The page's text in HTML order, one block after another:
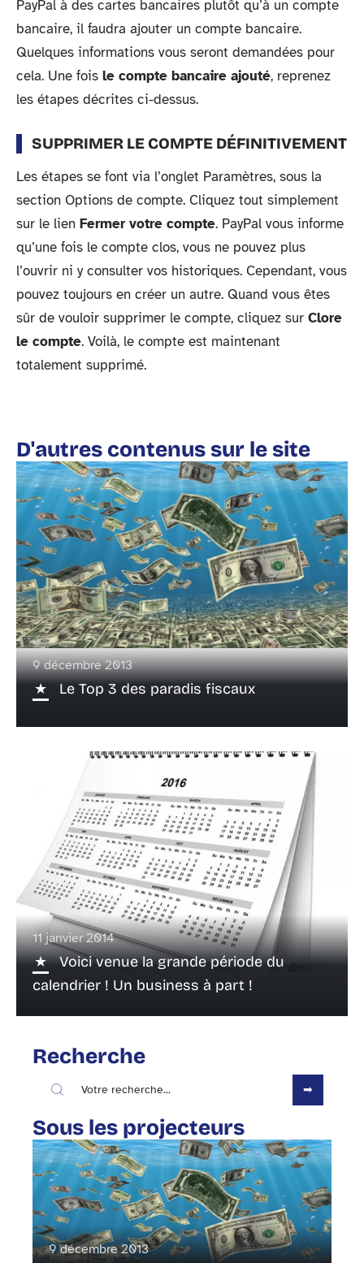
PayPal à des cartes bancaires plutôt qu’à un compte
bancaire, il faudra ajouter un compte bancaire.
Quelques informations vous seront demandées pour
cela. Une fois le compte bancaire ajouté, reprenez
les étapes décrites ci-dessus.
SUPPRIMER LE COMPTE DÉFINITIVEMENT
Les étapes se font via l’onglet Paramètres, sous la
section Options de compte. Cliquez tout simplement
sur le lien Fermer votre compte. PayPal vous informe
qu’une fois le compte clos, vous ne pouvez plus
l’ouvrir ni y consulter vos historiques. Cependant, vous
pouvez toujours en créer un autre. Quand vous êtes
sûr de vouloir supprimer le compte, cliquez sur Clore
le compte. Voilà, le compte est maintenant
totalement supprimé.
D'autres contenus sur le site
9 décembre 2013
Le Top 3 des paradis fiscaux
11 janvier 2014
Voici venue la grande période du
calendrier ! Un business à part !
Recherche
Sous les projecteurs
9 décembre 2013